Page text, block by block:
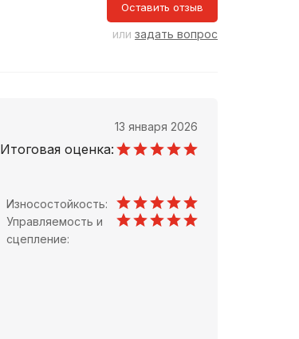
Оставить отзыв
или задать вопрос
13 января 2026
Итоговая оценка:
Износостойкость:
Управляемость и
сцепление: